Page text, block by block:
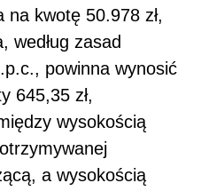
kwotę 50.978 zł,
według zasad
powinna wynosić
645,35 zł,
wysokością
a wysokością